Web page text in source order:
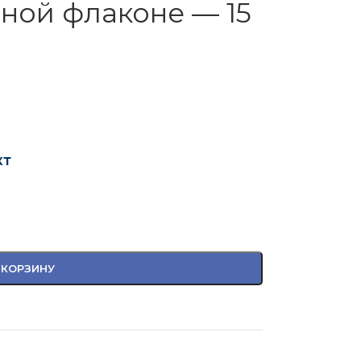
флаконе — 15
КОРЗИНУ